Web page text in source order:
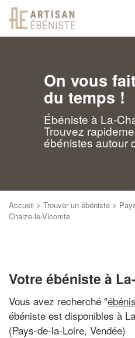
On vous
du temps !
Ébéniste à La-
Trouvez
ébénistes autour
Accueil > Trouver un ébéniste >
Chaize-le-Vicomte
Votre ébéniste à
Vous avez recherché "
ébéniste est disponibles à
(Pays-de-la-Loire, Vendée)